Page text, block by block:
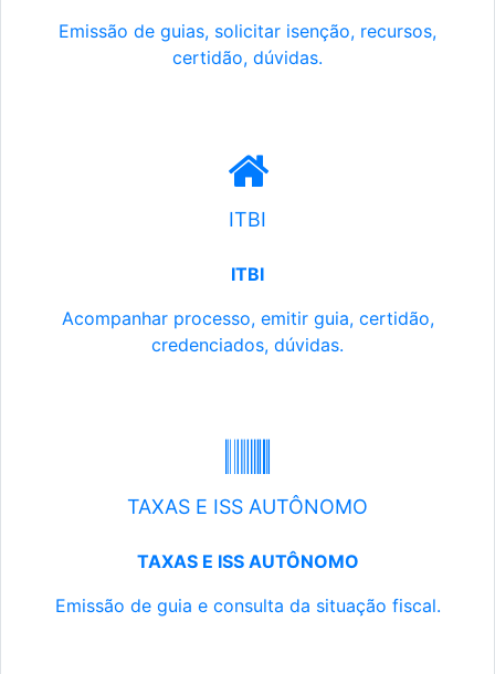
Emissão de guias, solicitar isenção, recursos,
certidão, dúvidas.
ITBI
ITBI
Acompanhar processo, emitir guia, certidão,
credenciados, dúvidas.
TAXAS E ISS AUTÔNOMO
TAXAS E ISS AUTÔNOMO
Emissão de guia e consulta da situação fiscal.